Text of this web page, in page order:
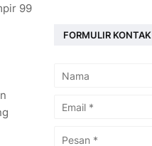
99
FORMULIR KONTAK